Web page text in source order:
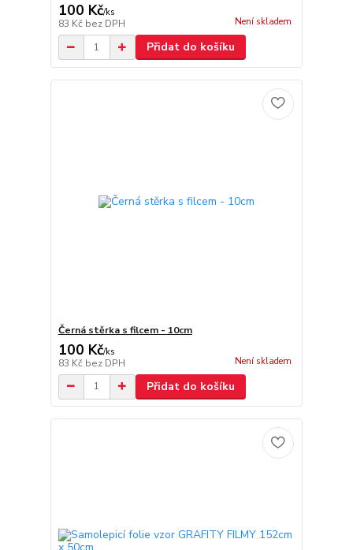
100 Kč/ks
83 Kč bez DPH Není skladem
Přidat do košíku
Černá stěrka s filcem - 10cm
100 Kč/ks
83 Kč bez DPH Není skladem
Přidat do košíku